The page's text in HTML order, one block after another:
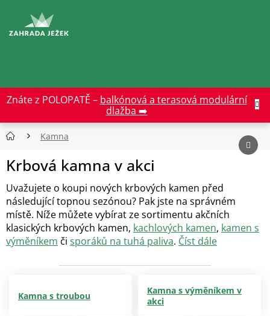
obsah
Znáte z POLOPATĚ – balkónová a terasová modulární
dlažba ➡️
Kamna
Krbová kamna v akci
Uvažujete o koupi nových krbových kamen před
následující topnou sezónou? Pak jste na správném
místě. Níže můžete vybírat ze sortimentu akčních
klasických krbových kamen, kachlových kamen, kamen s
výměníkem či sporáků na tuhá paliva. Číst dále
Kamna s troubou
Kamna s výměníkem v
akci